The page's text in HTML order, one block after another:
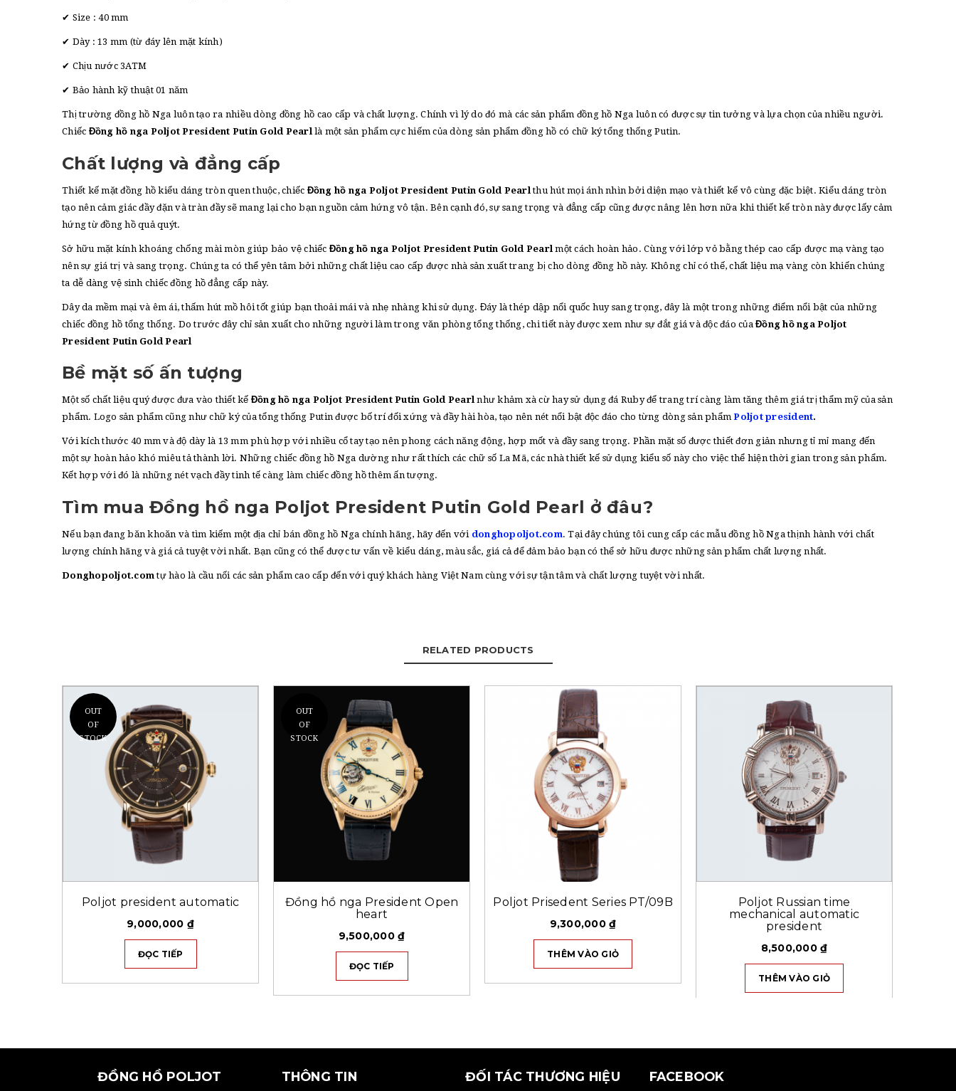
✔ Size : 40 mm
✔ Dày : 13 mm (từ đáy lên mặt kính)
✔ Chịu nước 3ATM
✔ Bảo hành kỹ thuật 01 năm
Thị trường đồng hồ Nga luôn tạo ra nhiều dòng đồng hồ cao cấp và chất lượng. Chính vì lý do đó mà các sản phẩm đồng hồ Nga luôn có được sự tin tưởng và lựa chọn của nhiều người.
Chiếc Đồng hồ nga Poljot President Putin Gold Pearl là một sản phẩm cực hiếm của dòng sản phẩm đồng hồ có chữ ký tổng thống Putin.
Chất lượng và đẳng cấp
Thiết kế mặt đồng hồ kiểu dáng tròn quen thuộc, chiếc Đồng hồ nga Poljot President Putin Gold Pearl thu hút mọi ánh nhìn bởi diện mạo và thiết kế vô cùng đặc biệt. Kiểu dáng tròn
tạo nên cảm giác đầy đặn và tràn đầy sẽ mang lại cho bạn nguồn cảm hứng vô tận. Bên cạnh đó, sự sang trọng và đẳng cấp cũng được nâng lên hơn nữa khi thiết kế tròn này được lấy cảm
hứng từ đồng hồ quả quýt.
Sở hữu mặt kính khoáng chống mài mòn giúp bảo vệ chiếc Đồng hồ nga Poljot President Putin Gold Pearl một cách hoàn hảo. Cùng với lớp vỏ bằng thép cao cấp được mạ vàng tạo
nên sự giá trị và sang trọng. Chúng ta có thể yên tâm bởi những chất liệu cao cấp được nhà sản xuất trang bị cho dòng đồng hồ này. Không chỉ có thế, chất liệu mạ vàng còn khiến chúng
ta dễ dàng vệ sinh chiếc đồng hồ đẳng cấp này.
Dây da mềm mại và êm ái, thấm hút mồ hôi tốt giúp bạn thoải mái và nhẹ nhàng khi sử dụng. Đáy là thép dập nổi quốc huy sang trọng, đây là một trong những điểm nổi bật của những
chiếc đồng hồ tổng thống. Do trước đây chỉ sản xuất cho những người làm trong văn phòng tổng thống, chi tiết này được xem như sự đắt giá và độc đáo của Đồng hồ nga Poljot
President Putin Gold Pearl
Bề mặt số ấn tượng
Một số chất liệu quý được đưa vào thiết kế Đồng hồ nga Poljot President Putin Gold Pearl như khảm xà cừ hay sử dụng đá Ruby để trang trí càng làm tăng thêm giá trị thẩm mỹ của sản
phẩm. Logo sản phẩm cũng như chữ ký của tổng thống Putin được bố trí đối xứng và đầy hài hòa, tạo nên nét nổi bật độc đáo cho từng dòng sản phẩmPoljot president.
Với kích thước 40 mm và độ dày là 13 mm phù hợp với nhiều cổ tay tạo nên phong cách năng động, hợp mốt và đầy sang trọng. Phần mặt số được thiết đơn giản nhưng tỉ mỉ mang đến
một sự hoàn hảo khó miêu tả thành lời. Những chiếc đồng hồ Nga dường như rất thích các chữ số La Mã, các nhà thiết kế sử dụng kiểu số này cho việc thể hiện thời gian trong sản phẩm.
Kết hợp với đó là những nét vạch đầy tinh tế càng làm chiếc đồng hồ thêm ấn tượng.
Tìm mua Đồng hồ nga Poljot President Putin Gold Pearl ở đâu?
Nếu bạn đang băn khoăn và tìm kiếm một địa chỉ bán đồng hồ Nga chính hãng, hãy đến với donghopoljot.com. Tại đây chúng tôi cung cấp các mẫu đồng hồ Nga thịnh hành với chất
lượng chính hãng và giá cả tuyệt vời nhất. Bạn cũng có thể được tư vấn về kiểu dáng, màu sắc, giá cả để đảm bảo bạn có thể sở hữu được những sản phẩm chất lượng nhất.
Donghopoljot.com tự hào là cầu nối các sản phẩm cao cấp đến với quý khách hàng Việt Nam cùng với sự tận tâm và chất lượng tuyệt vời nhất.
RELATED PRODUCTS
OUT
OF
STOCK
Poljot president automatic
9,000,000 ₫
ĐỌC TIẾP
OUT
OF
STOCK
Đồng hồ nga President Open
heart
9,500,000₫
ĐỌC TIẾP
Poljot Prisedent Series PT/09B
9,300,000₫
THÊM VÀO GIỎ
Poljot Russian time
mechanical automatic
president
8,500,000₫
THÊM VÀO GIỎ
ĐỒNG HỒ POLJOT THÔNG TIN ĐỐI TÁC THƯƠNG HIỆU FACEBOOK